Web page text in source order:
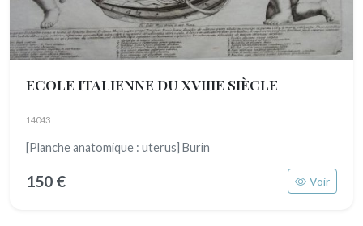
ECOLE ITALIENNE DU XVIIIE SIÈCLE
14043
[Planche anatomique : uterus] Burin
150 € Voir